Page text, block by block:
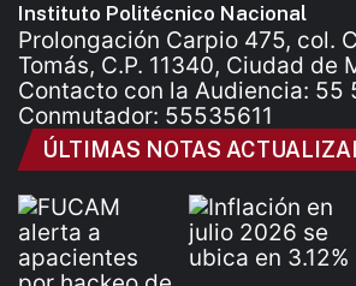
Instituto Politécnico Nacional
Prolongación Carpio 475, col.
Tomás, C.P. 11340, Ciudad de
Contacto con la Audiencia: 55
Conmutador: 55535611
ÚLTIMAS NOTAS